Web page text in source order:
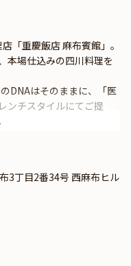
「重慶飯店 麻布賓館」。
本場仕込みの四川料理を
DNAはそのままに、「医
ンチスタイルにてご提
ます。
3丁目2番34号 西麻布ヒル